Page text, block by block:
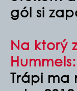
gól si
Na ktorý
Hummels:
Trápi ma